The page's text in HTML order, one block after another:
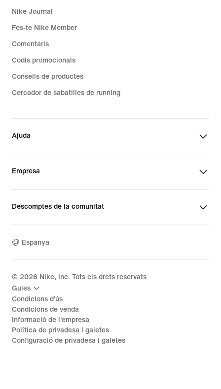
Nike Journal
Fes-te Nike Member
Comentaris
Codis promocionals
Consells de productes
Cercador de sabatilles de running
Ajuda
Empresa
Descomptes de la comunitat
Espanya
© 2026 Nike, Inc. Tots els drets reservats
Guies
Condicions d'ús
Condicions de venda
Informació de l'empresa
Política de privadesa i galetes
Configuració de privadesa i galetes